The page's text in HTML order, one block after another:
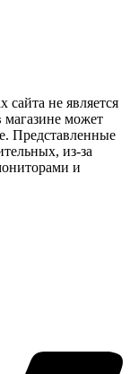
не является
магазине может
Представленные
из-за
и